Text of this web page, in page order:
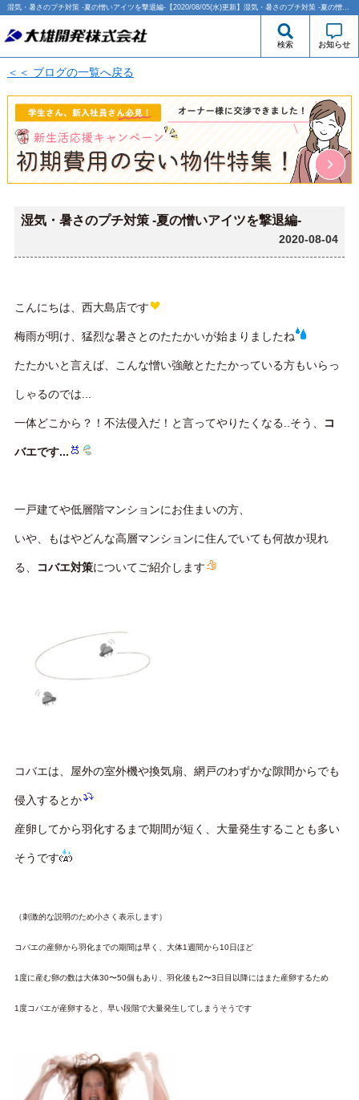
湿気・暑さのプチ対策 -夏の憎いアイツを撃退編-【2020/08/05(水)更新】湿気・暑さのプチ対策 -夏の憎いアイツを撃退編- | 西大島・江東区エリアの賃貸のことなら大雄開発株式会社
検索 お知らせ
＜＜ ブログの一覧へ戻る
湿気・暑さのプチ対策 -夏の憎いアイツを撃退編-
2020-08-04
こんにちは、西大島店です
梅雨が明け、猛烈な暑さとのたたかいが始まりましたね
たたかいと言えば、こんな憎い強敵とたたかっている方もいらっ
しゃるのでは...
一体どこから？！不法侵入だ！と言ってやりたくなる..そう、 コ
バエです...
一戸建てや低層階マンションにお住まいの方、
いや、もはやどんな高層マンションに住んでいても何故か現れ
る、 コバエ対策についてご紹介します
コバエは、屋外の室外機や換気扇、網戸のわずかな隙間からでも
侵入するとか
産卵してから羽化するまで期間が短く、大量発生することも多い
そうです
（刺激的な説明のため小さく表示します）
コバエの産卵から羽化までの期間は早く、大体1週間から10日ほど
1度に産む卵の数は大体30〜50個もあり、羽化後も2〜3日目以降にはまた産卵するため
1度コバエが産卵すると、早い段階で大量発生してしまうそうです